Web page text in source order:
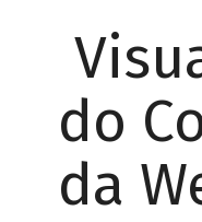
do
da